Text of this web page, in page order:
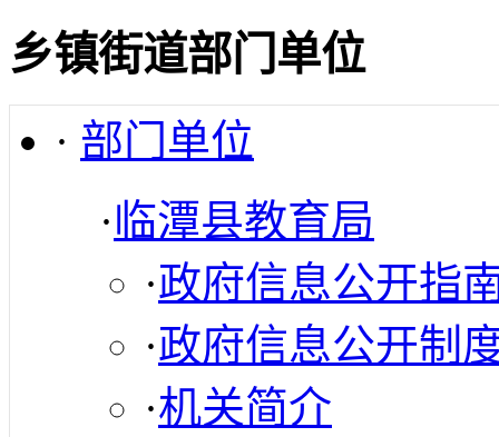
乡镇街道部门单位
· 部门单位
·临潭县教育局
·政府信息公开指
·政府信息公开制
·机关简介